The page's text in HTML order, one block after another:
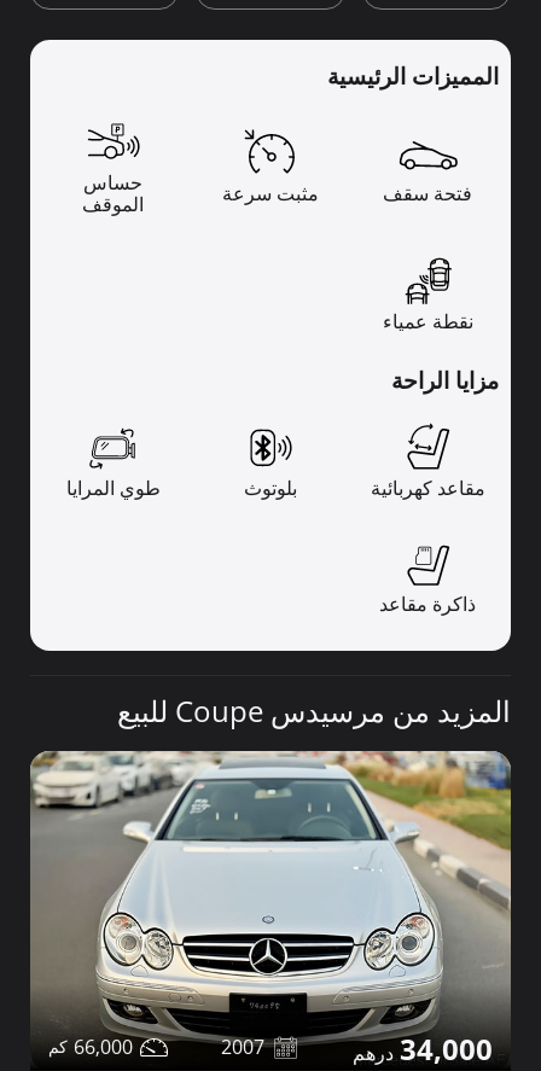
المميزات الرئيسية
فتحة سقف مثبت سرعة
حساس
الموقف
نقطة عمياء
مزايا الراحة
مقاعد كهربائية بلوتوث طوي المرايا
ذاكرة مقاعد
المزيد من مرسيدس Coupe للبيع
34,000
2007
66,000